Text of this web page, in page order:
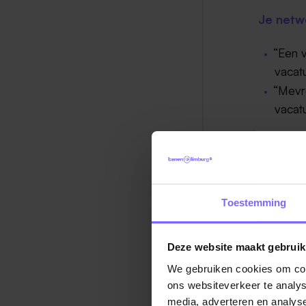
Toestemming
Deze website maakt
We gebruiken cookies om
ons websiteverkeer te
media, adverteren en
Je
“Een
“Uit
“Zag
aan